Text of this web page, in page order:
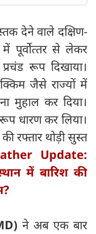
देने वाले दक्षिण-
पूर्वोत्‍तर से लेकर
रूप दिखाया।
जैसे राज्‍यों में
मुहाल कर दिया।
धारण कर लिया।
रफ्तार थोड़ी सुस्‍त
Update:
में बारिश की
ने अब एक बार